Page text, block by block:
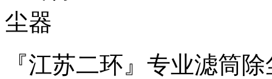
『江苏二环』专业滤筒